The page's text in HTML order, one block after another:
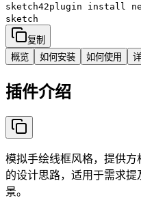
sketch42plugin install
sketch
复制
概览
如何安装 如何使用
插件介绍
模拟手绘线框风格，提供
的设计思路，适用于需求
景。